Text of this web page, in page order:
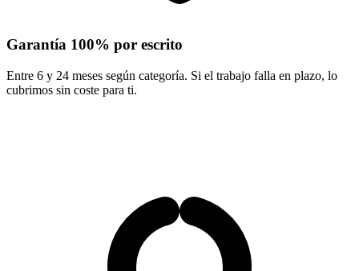
Garantía 100% por escrito
Entre 6 y 24 meses según categoría. Si el trabajo falla en plazo, lo
cubrimos sin coste para ti.